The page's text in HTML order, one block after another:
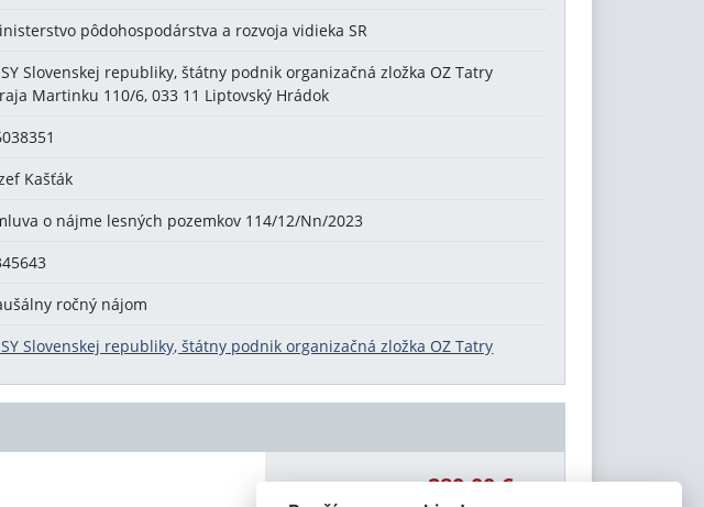
pôdohospodárstva a rozvoja vidieka SR
Slovenskej republiky, štátny podnik organizačná zložka OZ Tatry
Martinku 110/6, 033 11 Liptovský Hrádok
Kašťák
o nájme lesných pozemkov 114/12/Nn/2023
ročný nájom
Slovenskej republiky, štátny podnik organizačná zložka OZ Tatry
Celková čiastka: 280,00 €